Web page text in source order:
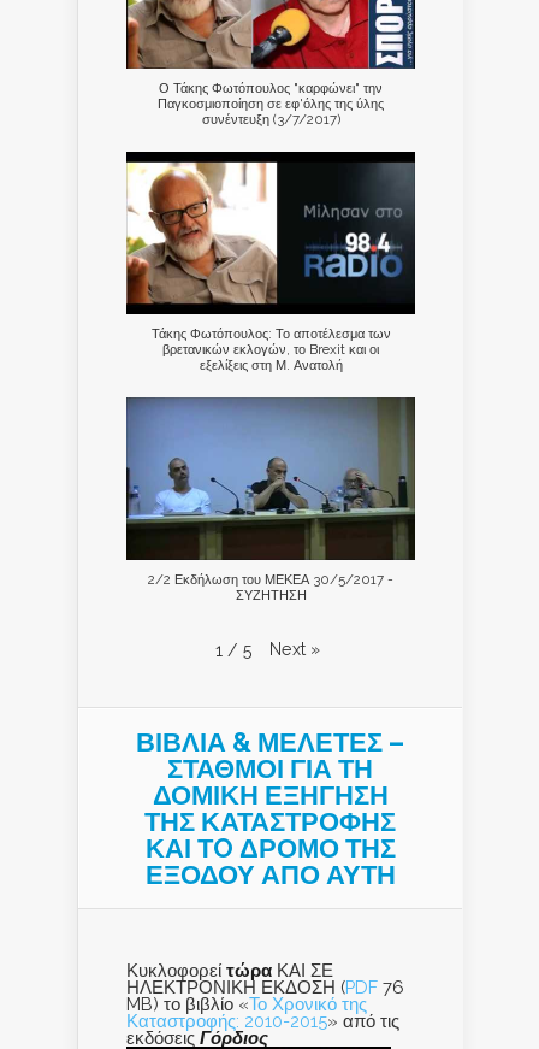
Ο Τάκης Φωτόπουλος "καρφώνει" την
Παγκοσμιοποίηση σε εφ'όλης της ύλης
συνέντευξη (3/7/2017)
Τάκης Φωτόπουλος: Το αποτέλεσμα των
βρετανικών εκλογών, το Brexit και οι
εξελίξεις στη Μ. Ανατολή
2/2 Εκδήλωση του ΜΕΚΕΑ 30/5/2017 -
ΣΥΖΗΤΗΣΗ
1 / 5 Next »
ΒΙΒΛΙΑ & ΜΕΛΕΤΕΣ –
ΣΤΑΘΜΟΙ ΓΙΑ ΤΗ
ΔΟΜΙΚΗ ΕΞΗΓΗΣΗ
ΤΗΣ ΚΑΤΑΣΤΡΟΦΗΣ
ΚΑΙ ΤO ΔΡΟΜΟ ΤΗΣ
ΕΞΟΔΟΥ ΑΠΟ ΑΥΤΗ
Κυκλοφορεί τώρα ΚΑΙ ΣΕ
ΗΛΕΚΤΡΟΝΙΚΗ ΕΚΔΟΣΗ (PDF 76
MB) το βιβλίο «Το Χρονικό της
Καταστροφής: 2010-2015» από τις
εκδόσεις Γόρδιος